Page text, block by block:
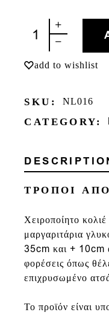
ΛΕΜΟΝΙ quantity
add to wishlist
SKU: NL016
CATEGORY:
ΤΡΟΠΟΙ
Χειροποίητο
μαργαριτάρια
35cm και + 10cm
φορέσεις όπως
επιχρυσωμένο
Το προϊόν είναι